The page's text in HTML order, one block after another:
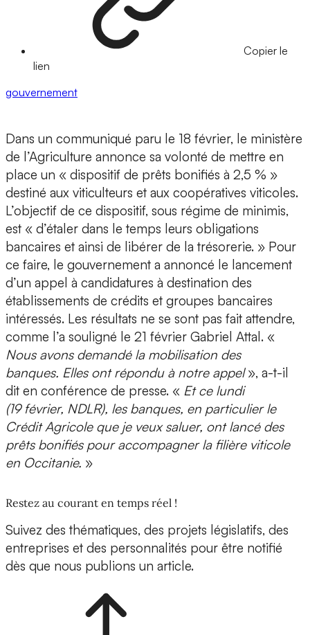
Copier le
lien
gouvernement
Dans un communiqué paru le 18 février, le ministère
de l’Agriculture annonce sa volonté de mettre en
place un « dispositif de prêts bonifiés à 2,5 % »
destiné aux viticulteurs et aux coopératives viticoles.
L’objectif de ce dispositif, sous régime de minimis,
est « d’étaler dans le temps leurs obligations
bancaires et ainsi de libérer de la trésorerie. » Pour
ce faire, le gouvernement a annoncé le lancement
d’un appel à candidatures à destination des
établissements de crédits et groupes bancaires
intéressés. Les résultats ne se sont pas fait attendre,
comme l’a souligné le 21 février Gabriel Attal. «
Nous avons demandé la mobilisation des
banques. Elles ont répondu à notre appel», a-t-il
dit en conférence de presse. « Et ce lundi
(19 février, NDLR), les banques, en particulier le
Crédit Agricole que je veux saluer, ont lancé des
prêts bonifiés pour accompagner la filière viticole
en Occitanie. »
Restez au courant en temps réel !
Suivez des thématiques, des projets législatifs, des
entreprises et des personnalités pour être notifié
dès que nous publions un article.